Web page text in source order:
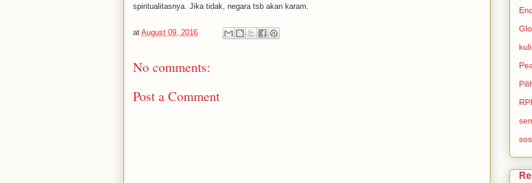
spiritualitasnya. Jika tidak, negara tsb akan karam.
at August 09, 2016
No comments:
Post a Comment
RPI